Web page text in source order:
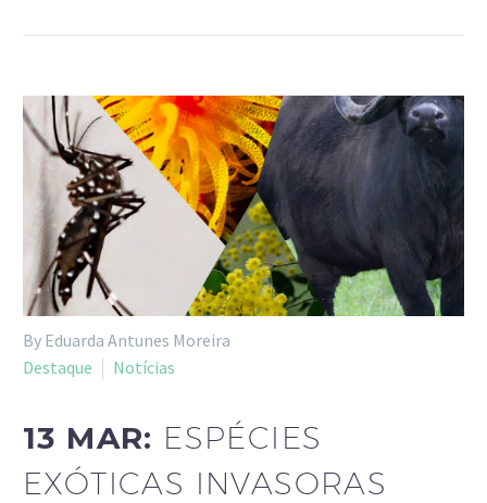
By Eduarda Antunes Moreira
Destaque
Notícias
13 MAR: ESPÉCIES
EXÓTICAS INVASORAS